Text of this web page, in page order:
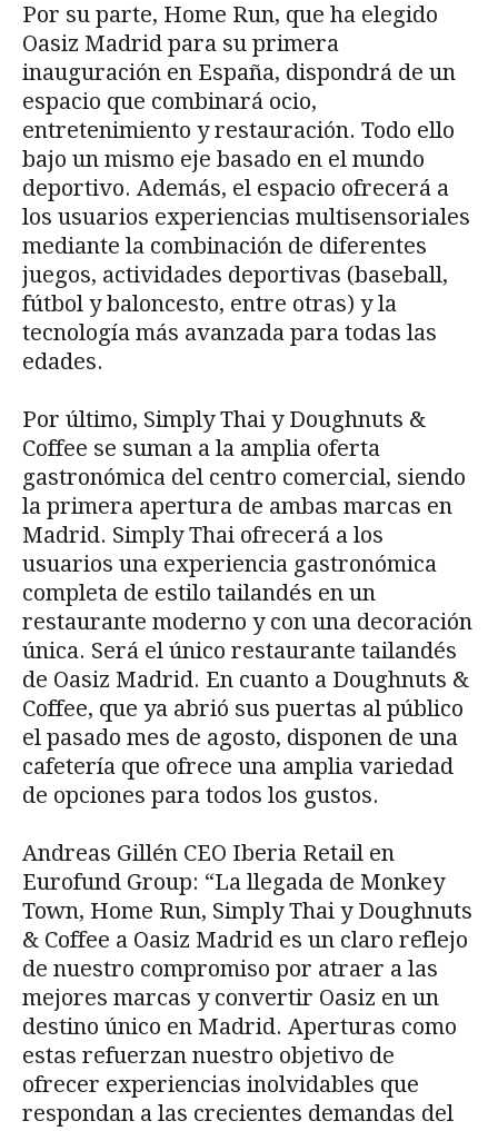
Por su parte, Home Run, que ha elegido
Oasiz Madrid para su primera
inauguración en España, dispondrá de un
espacio que combinará ocio,
entretenimiento y restauración. Todo ello
bajo un mismo eje basado en el mundo
deportivo. Además, el espacio ofrecerá a
los usuarios experiencias multisensoriales
mediante la combinación de diferentes
juegos, actividades deportivas (baseball,
fútbol y baloncesto, entre otras) y la
tecnología más avanzada para todas las
edades.
Por último, Simply Thai y Doughnuts &
Coffee se suman a la amplia oferta
gastronómica del centro comercial, siendo
la primera apertura de ambas marcas en
Madrid. Simply Thai ofrecerá a los
usuarios una experiencia gastronómica
completa de estilo tailandés en un
restaurante moderno y con una decoración
única. Será el único restaurante tailandés
de Oasiz Madrid. En cuanto a Doughnuts &
Coffee, que ya abrió sus puertas al público
el pasado mes de agosto, disponen de una
cafetería que ofrece una amplia variedad
de opciones para todos los gustos.
Andreas Gillén CEO Iberia Retail en
Eurofund Group: “La llegada de Monkey
Town, Home Run, Simply Thai y Doughnuts
& Coffee a Oasiz Madrid es un claro reflejo
de nuestro compromiso por atraer a las
mejores marcas y convertir Oasiz en un
destino único en Madrid. Aperturas como
estas refuerzan nuestro objetivo de
ofrecer experiencias inolvidables que
respondan a las crecientes demandas del